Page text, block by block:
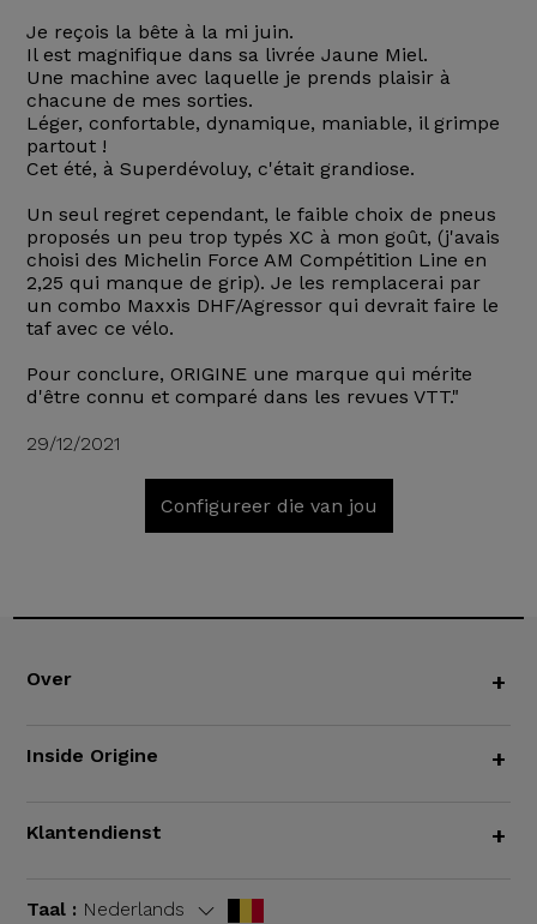
Je reçois la bête à la mi juin.
Il est magnifique dans sa livrée Jaune Miel.
Une machine avec laquelle je prends plaisir à
chacune de mes sorties.
Léger, confortable, dynamique, maniable, il grimpe
partout !
Cet été, à Superdévoluy, c'était grandiose.
Un seul regret cependant, le faible choix de pneus
proposés un peu trop typés XC à mon goût, (j'avais
choisi des Michelin Force AM Compétition Line en
2,25 qui manque de grip). Je les remplacerai par
un combo Maxxis DHF/Agressor qui devrait faire le
taf avec ce vélo.
Pour conclure, ORIGINE une marque qui mérite
d'être connu et comparé dans les revues VTT."
29/12/2021
Configureer die van jou
Over +
Inside Origine +
Klantendienst +
Taal : Nederlands